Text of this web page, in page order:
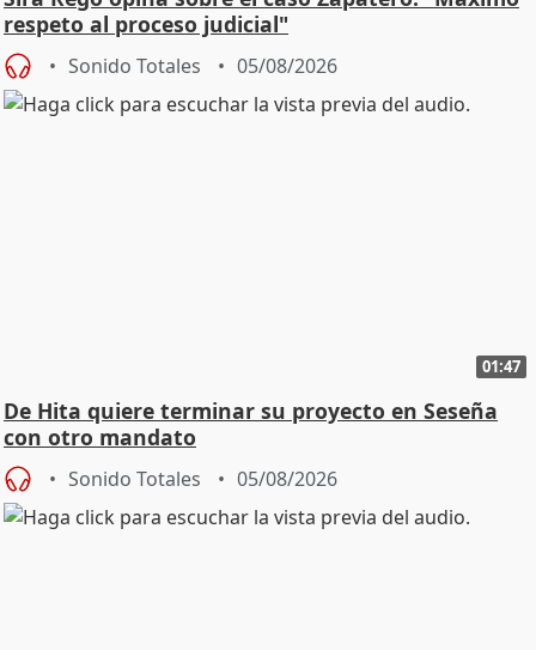
respeto al proceso judicial"
Sonido Totales 05/08/2026
01:47
De Hita quiere terminar su proyecto en Seseña
con otro mandato
Sonido Totales 05/08/2026